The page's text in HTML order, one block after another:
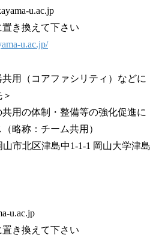
u.ac.jp
えて下さい
u.ac.jp/
用（コアファシリティ）などに
用の体制・整備等の強化促進に
略称：チーム共用）
市北区津島中1-1-1 岡山大学津島
u.ac.jp
えて下さい